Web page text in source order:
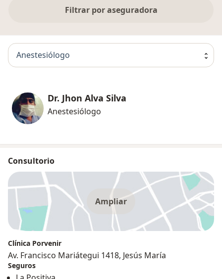
Filtrar por aseguradora
Anestesiólogo
Dr. Jhon Alva Silva
Anestesiólogo
Consultorio
Ampliar
Clínica Porvenir
Av. Francisco Mariátegui 1418, Jesús María
Seguros